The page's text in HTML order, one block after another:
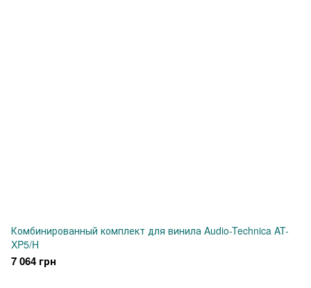
Комбинированный комплект для винила Audio-Technica AT-
XP5/H
7 064 грн